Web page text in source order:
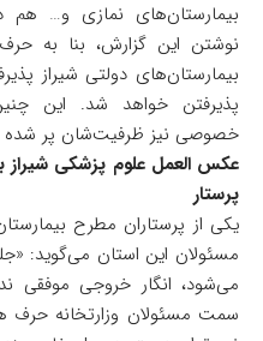
بیمارستان‌های نمازی و…
نوشتن این گزارش، بنا به
بیمارستان‌های دولتی شیراز
پذیرفتن خواهد شد. این
خصوصی نیز ظرفیت‌شان پر شده
عکس العمل علوم پزشکی شیراز
پرستار
یکی از پرستاران مطرح
مسئولان این استان می‌گوید:
می‌شود، انگار خروجی موفقی
سمت مسئولان وزارتخانه حرف